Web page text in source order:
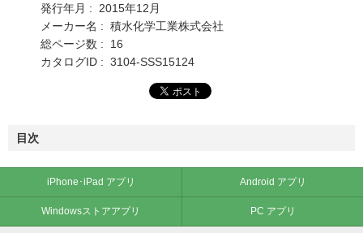
発行年月 : 2015年12月
メーカー名 : 積水化学工業株式会社
総ページ数 : 16
カタログID : 3104-SSS15124
目次
iPhone･iPad アプリ Android アプリ
Windowsストアアプリ PC アプリ